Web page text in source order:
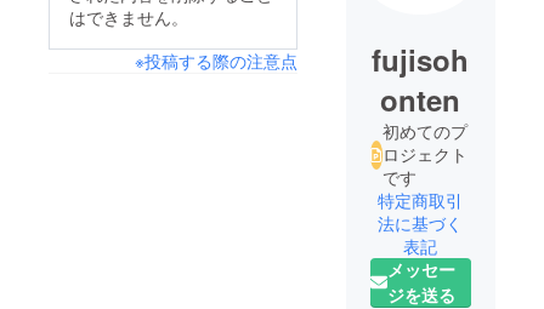
はできません。
※投稿する際の注意点
fujisoh
onten
初めてのプ
ロジェクト
です
特定商取引
法に基づく
表記
メッセー
ジを送る